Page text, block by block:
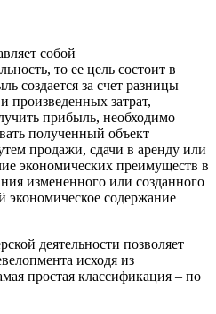
собой
то ее цель состоит в
создается за счет разницы
произведенных затрат,
прибыль, необходимо
полученный объект
продажи, сдачи в аренду или
экономических преимуществ в
измененного или созданного
экономическое содержание
деятельности позволяет
исходя из
простая классификация – по